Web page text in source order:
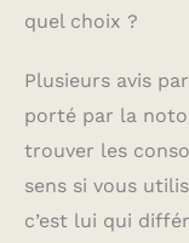
quel choix ?
Plusieurs avis
porté par la
trouver les
sens si vous
c’est lui qui